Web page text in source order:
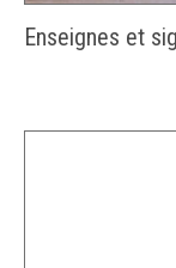
Enseignes et